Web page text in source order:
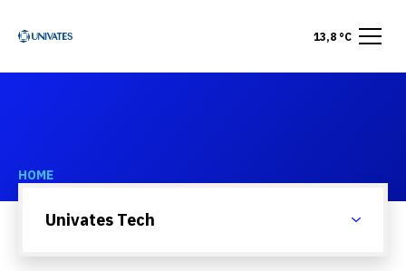
13,8 °C
HOME
Univates Tech